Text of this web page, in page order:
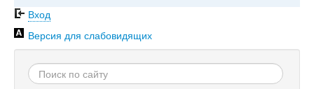
Вход
Версия для слабовидящих